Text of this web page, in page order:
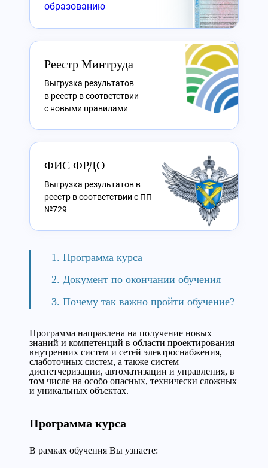
образованию
Реестр Минтруда
Выгрузка результатов
в реестр в соответствии
с новыми правилами
ФИС ФРДО
Выгрузка результатов в
реестр в соответствии с ПП
№729
Программа курса
Документ по окончании обучения
Почему так важно пройти обучение?
Программа направлена на получение новых
знаний и компетенций в области проектирования
внутренних систем и сетей электроснабжения,
слаботочных систем, а также систем
диспетчеризации, автоматизации и управления, в
том числе на особо опасных, технически сложных
и уникальных объектах.
Программа курса
В рамках обучения Вы узнаете: